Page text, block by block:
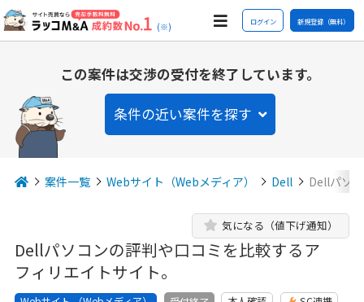
(※) ログイン 新規登録（無料）
この案件は交渉の受付を終了しています。
条件の近い案件を探す
案件一覧 Webサイト（Webメディア） Dell Dellパソ
Dellパソコンの評判や口コミを比較するア
フィリエイトサイト。
気になる（値下げ通知）